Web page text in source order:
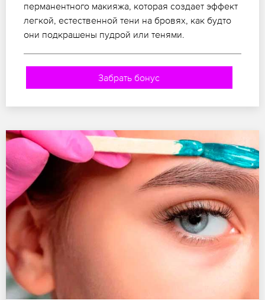
перманентного макияжа, которая создает эффект
легкой, естественной тени на бровях, как будто
они подкрашены пудрой или тенями.
Забрать бонус